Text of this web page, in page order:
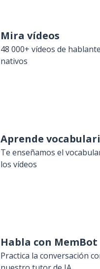
Mira vídeos
48 000+ vídeos de
nativos
Aprende
Te enseñamos el
los vídeos
Habla con MemBot
Practica la conversación